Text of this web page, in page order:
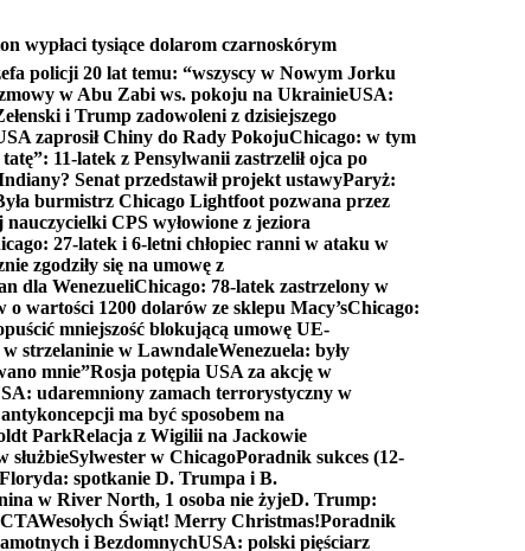
wypłaci tysiące dolarom czarnoskórym
policji 20 lat temu: “wszyscy w Nowym Jorku
w Abu Zabi ws. pokoju na UkrainieUSA:
i Trump zadowoleni z dzisiejszego
zaprosił Chiny do Rady PokojuChicago: w tym
tatę”: 11-latek z Pensylwanii zastrzelił ojca po
Senat przedstawił projekt ustawyParyż:
burmistrz Chicago Lightfoot pozwana przez
nauczycielki CPS wyłowione z jeziora
27-latek i 6-letni chłopiec ranni w ataku w
zgodziły się na umowę z
dla WenezueliChicago: 78-latek zastrzelony w
wartości 1200 dolarów ze sklepu Macy’sChicago:
mniejszość blokującą umowę UE-
strzelaninie w LawndaleWenezuela: były
mnie”Rosja potępia USA za akcję w
udaremniony zamach terrorystyczny w
ma być sposobem na
ParkRelacja z Wigilii na Jackowie
służbieSylwester w ChicagoPoradnik sukces (12-
Floryda: spotkanie D. Trumpa i B.
w River North, 1 osoba nie żyjeD. Trump:
Wesołych Świąt! Merry Christmas!Poradnik
i BezdomnychUSA: polski pięściarz